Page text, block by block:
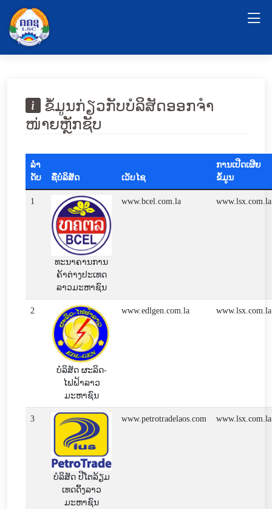
ຂໍ້ມູນກ່ຽວກັບບໍລິສັດອອກຈໍາ
ໜ່າຍຫຼັກຊັບ
ລໍາ
ດັບ
ຊື່ບໍລິສັດ ເວັບໄຊ
ການເປີດເຜີຍ
ຂໍ້ມູນ
1
ທະນາຄານການ
ຄ້າຕ່າງປະເທດ
ລາວມະຫາຊົນ
www.bcel.com.la www.lsx.com.la
2
ບໍລິສັດ ຜະລິດ-
ໄຟຟ້າລາວ
ມະຫາຊົນ
www.edlgen.com.la www.lsx.com.la
3
ບໍລິສັດ ປີໂຕລ້ຽມ
ເທດດິ້ງລາວ
ມະຫາຊົນ
www.petrotradelaos.com www.lsx.com.la